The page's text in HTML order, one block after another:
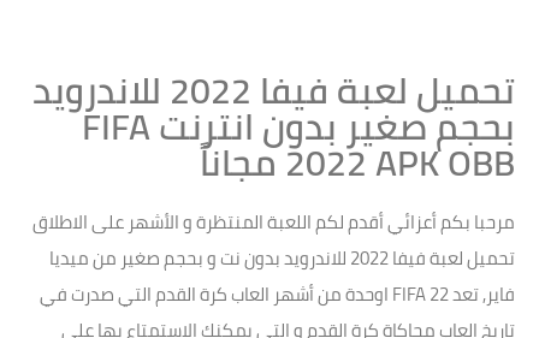
تحميل لعبة فيفا 2022 للاندرويد
بحجم صغير بدون انترنت FIFA
2022 APK OBB مجاناً
مرحبا بكم أعزائي أقدم لكم اللعبة المنتظرة و الأشهر على الاطلاق
تحميل لعبة فيفا 2022 للاندرويد بدون نت و بحجم صغير من ميديا
فاير, تعد FIFA 22 اوحدة من أشهر العاب كرة القدم التي صدرت في
تاريخ العاب محاكاة كرة القدم و التي يمكنك الاستمتاع بها على